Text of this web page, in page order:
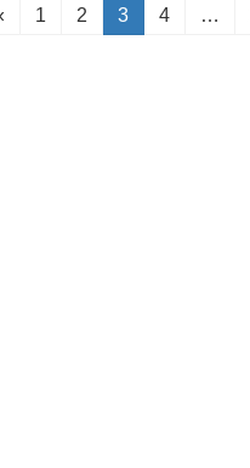
固
1
固
2
固
定
3
固
4 …